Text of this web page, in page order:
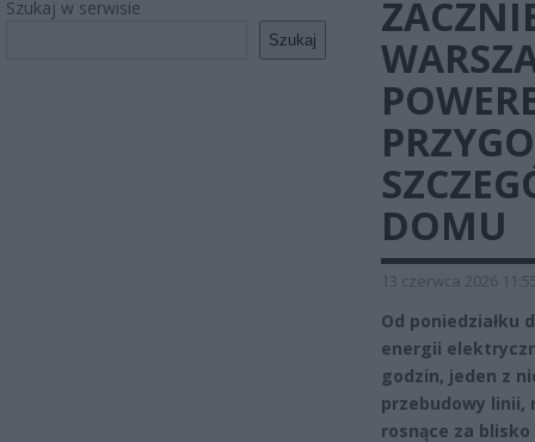
Szukaj w serwisie
Szukaj
DOMU
13 czerwca 2026
Od poniedziałku
energii
godzin, jeden z
przebudowy linii,
rosnące za